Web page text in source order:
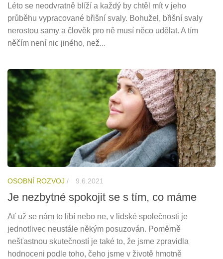
Léto se neodvratně blíží a každý by chtěl mít v jeho
průběhu vypracované břišní svaly. Bohužel, břišní svaly
nerostou samy a člověk pro ně musí něco udělat. A tím
něčím není nic jiného, než...
OSOBNÍ ROZVOJ / 9.6.2021
Je nezbytné spokojit se s tím, co máme
Ať už se nám to líbí nebo ne, v lidské společnosti je
jednotlivec neustále někým posuzován. Poměrně
nešťastnou skutečností je také to, že jsme zpravidla
hodnoceni podle toho, čeho jsme v životě hmotně